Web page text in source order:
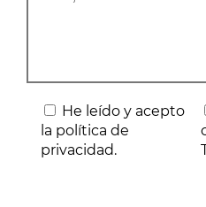
He leído y acepto
la política de
privacidad.